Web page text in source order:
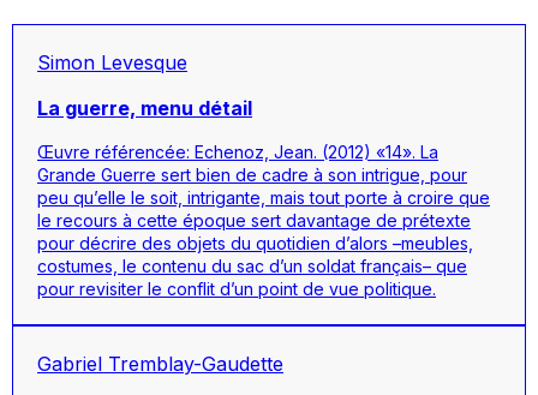
Simon Levesque
La guerre, menu détail
Œuvre référencée: Echenoz, Jean. (2012) «14». La
Grande Guerre sert bien de cadre à son intrigue, pour
peu qu’elle le soit, intrigante, mais tout porte à croire que
le recours à cette époque sert davantage de prétexte
pour décrire des objets du quotidien d’alors –meubles,
costumes, le contenu du sac d’un soldat français– que
pour revisiter le conflit d’un point de vue politique.
Gabriel Tremblay-Gaudette